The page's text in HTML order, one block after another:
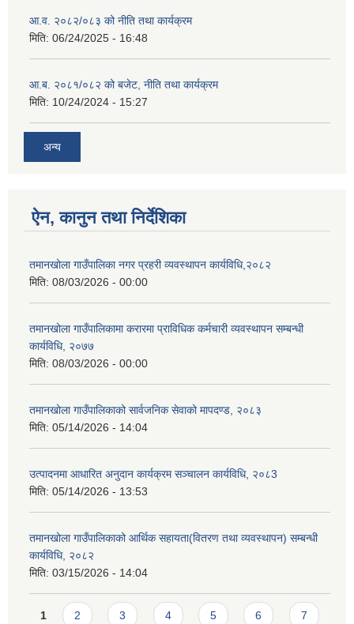
आ.व. २०८२/०८३ को नीति तथा कार्यक्रम
मिति: 06/24/2025 - 16:48
आ.ब. २०८१/०८२ को बजेट, नीति तथा कार्यक्रम
मिति: 10/24/2024 - 15:27
अन्य
ऐन, कानुन तथा निर्देशिका
तमानखोला गाउँपालिका नगर प्रहरी व्यवस्थापन कार्यविधि,२०८२
मिति: 08/03/2026 - 00:00
तमानखोला गाउँपालिकामा करारमा प्राविधिक कर्मचारी व्यवस्थापन सम्बन्धी
कार्यविधि, २०७७
मिति: 08/03/2026 - 00:00
तमानखोला गाउँपालिकाको सार्वजनिक सेवाको मापदण्ड, २०८३
मिति: 05/14/2026 - 14:04
उत्पादनमा आधारित अनुदान कार्यक्रम सञ्चालन कार्यविधि, २०८3
मिति: 05/14/2026 - 13:53
तमानखोला गाउँपालिकाको आर्थिक सहायता(वितरण तथा व्यवस्थापन) सम्बन्धी
कार्यविधि, २०८२
मिति: 03/15/2026 - 14:04
Pages
1 2 3 4 5 6 7